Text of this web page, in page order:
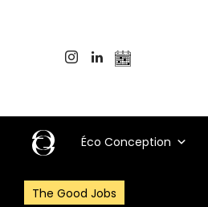
Éco Conception
The Good Jobs